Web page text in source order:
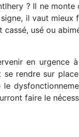
? Il ne
il vaut
cassé, usé ou
en
rendre sur
faire le